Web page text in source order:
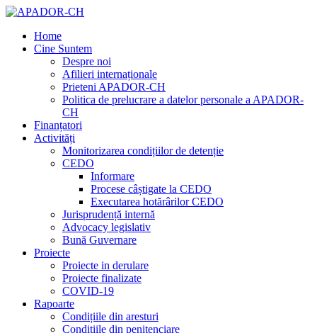
Home
Cine Suntem
Despre noi
Afilieri internaționale
Prieteni APADOR-CH
Politica de prelucrare a datelor personale a APADOR-
CH
Finanțatori
Activități
Monitorizarea condițiilor de detenție
CEDO
Informare
Procese câștigate la CEDO
Executarea hotărârilor CEDO
Jurisprudență internă
Advocacy legislativ
Bună Guvernare
Proiecte
Proiecte in derulare
Proiecte finalizate
COVID-19
Rapoarte
Condițiile din aresturi
Condițiile din penitenciare